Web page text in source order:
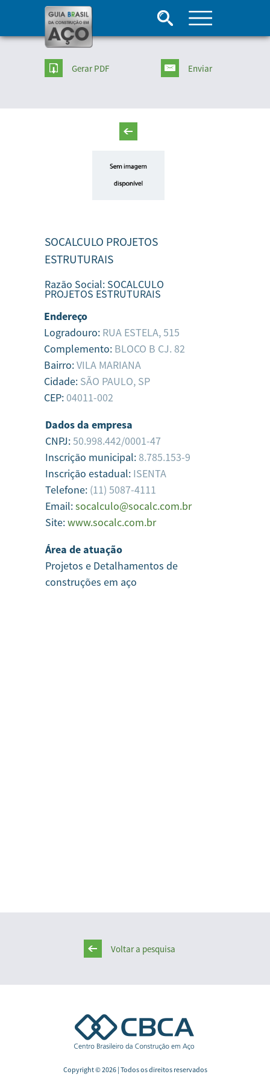
Gerar PDF Enviar
SOCALCULO PROJETOS
ESTRUTURAIS
Razão Social: SOCALCULO
PROJETOS ESTRUTURAIS
Endereço
Logradouro: RUA ESTELA, 515
Complemento: BLOCO B CJ. 82
Bairro:VILA MARIANA
Cidade: SÃO PAULO, SP
CEP: 04011-002
Dados da empresa
CNPJ:50.998.442/0001-47
Inscrição municipal:8.785.153-9
Inscrição estadual: ISENTA
Telefone: (11) 5087-4111
Email:socalculo@socalc.com.br
Site:www.socalc.com.br
Área de atuação
Projetos e Detalhamentos de
construções em aço
Voltar a pesquisa
Copyright © 2026 | Todos os direitos reservados